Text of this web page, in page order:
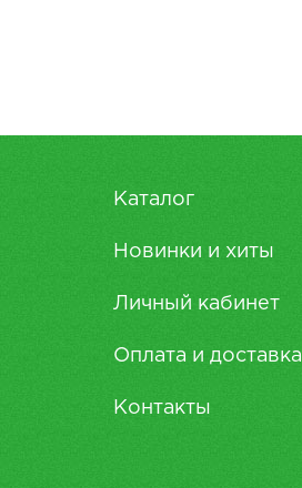
Каталог
Новинки и хиты
Личный кабинет
Оплата и доставка
Контакты